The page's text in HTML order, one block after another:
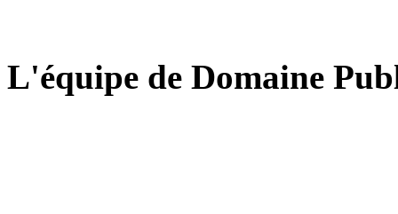
L'équipe de Domaine